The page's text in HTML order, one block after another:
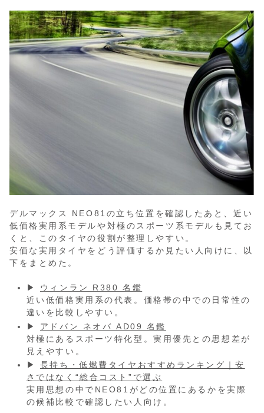
デルマックス NEO81の立ち位置を確認したあと、近い
低価格実用系モデルや対極のスポーツ系モデルも見てお
くと、このタイヤの役割が整理しやすい。
安価な実用タイヤをどう評価するか見たい人向けに、以
下をまとめた。
▶ ウィンラン R380 名鑑
近い低価格実用系の代表。価格帯の中での日常性の
違いを比較しやすい。
▶ アドバン ネオバ AD09 名鑑
対極にあるスポーツ特化型。実用優先との思想差が
見えやすい。
▶ 長持ち・低燃費タイヤおすすめランキング｜安
さではなく“総合コスト”で選ぶ
実用思想の中でNEO81がどの位置にあるかを実際
の候補比較で確認したい人向け。